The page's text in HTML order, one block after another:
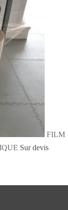
FILM
Sur devis